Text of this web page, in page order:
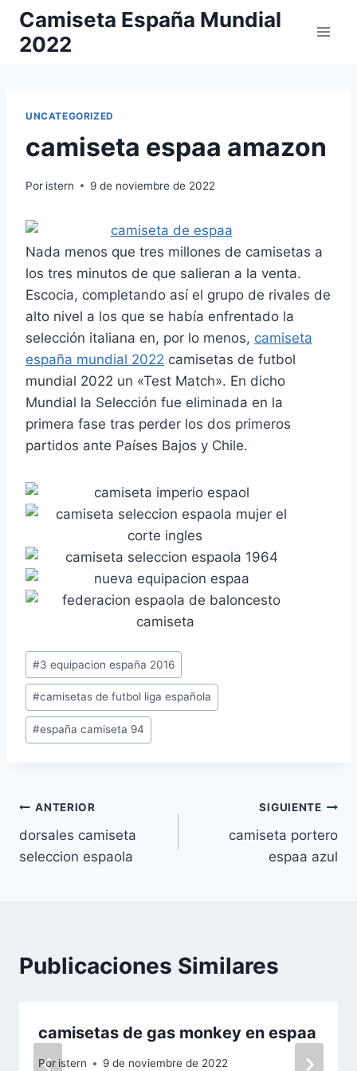
Saltar
contenido
Camiseta España Mundial
2022
UNCATEGORIZED
camiseta espaa amazon
Por istern 9 de noviembre de 2022
Nada menos que tres millones de camisetas a
los tres minutos de que salieran a la venta.
Escocia, completando así el grupo de rivales de
alto nivel a los que se había enfrentado la
selección italiana en, por lo menos, camiseta
españa mundial 2022 camisetas de futbol
mundial 2022 un «Test Match». En dicho
Mundial la Selección fue eliminada en la
primera fase tras perder los dos primeros
partidos ante Países Bajos y Chile.
Etiquetas
de
la
entrada:
#3 equipacion españa 2016
#camisetas de futbol liga española
#españa camiseta 94
Navegación
de
ANTERIOR
dorsales camiseta
seleccion espaola
SIGUIENTE
camiseta portero
espaa azul
Publicaciones Similares
camisetas de gas monkey en espaa
Por istern 9 de noviembre de 2022